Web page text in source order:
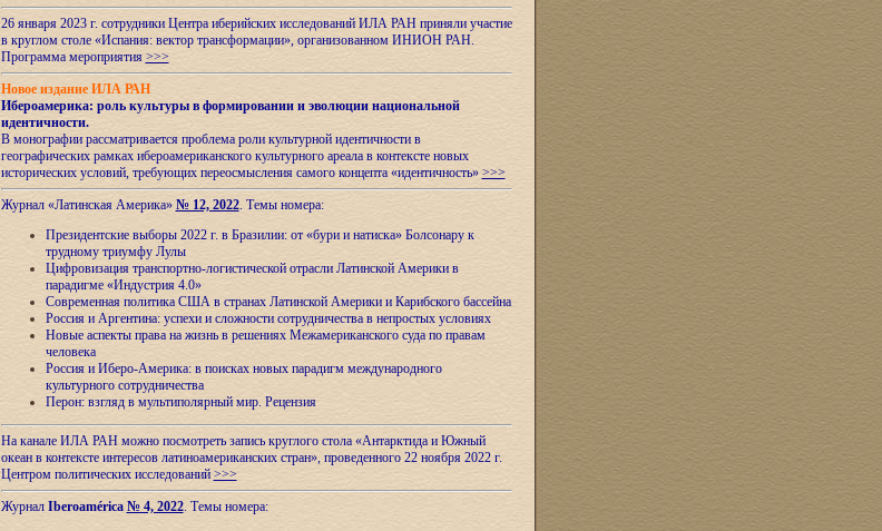
26 января 2023 г. сотрудники Центра иберийских исследований ИЛА РАН приняли участие
в круглом столе «Испания: вектор трансформации», организованном ИНИОН РАН.
Программа мероприятия>>>
Новое издание ИЛА РАН
Ибероамерика: роль культуры в формировании и эволюции национальной
идентичности.
В монографии рассматривается проблема роли культурной идентичности в
географических рамках ибероамериканского культурного ареала в контексте новых
исторических условий, требующих переосмысления самого концепта «идентичность» >>>
Журнал «Латинская Америка» № 12, 2022. Темы номера:
Президентские выборы 2022 г. в Бразилии: от «бури и натиска» Болсонару к
трудному триумфу Лулы
Цифровизация транспортно-логистической отрасли Латинской Америки в
парадигме «Индустрия 4.0»
Современная политика США в странах Латинской Америки и Карибского бассейна
Россия и Аргентина: успехи и сложности сотрудничества в непростых условиях
Новые аспекты права на жизнь в решениях Межамериканского суда по правам
человека
Россия и Иберо-Америка: в поисках новых парадигм международного
культурного сотрудничества
Перон: взгляд в мультиполярный мир. Рецензия
На канале ИЛА РАН можно посмотреть запись круглого стола «Антарктида и Южный
океан в контексте интересов латиноамериканских стран», проведенного 22 ноября 2022 г.
Центром политических исследований >>>
Журнал Iberoamérica № 4, 2022. Темы номера: